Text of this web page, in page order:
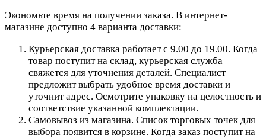
Экономьте время на получении заказа. В интернет-
магазине доступно 4 варианта доставки:
Курьерская доставка работает с 9.00 до 19.00. Когда
товар поступит на склад, курьерская служба
свяжется для уточнения деталей. Специалист
предложит выбрать удобное время доставки и
уточнит адрес. Осмотрите упаковку на целостность и
соответствие указанной комплектации.
Самовывоз из магазина. Список торговых точек для
выбора появится в корзине. Когда заказ поступит на